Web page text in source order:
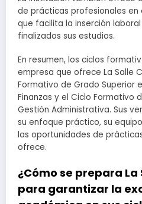
de prácticas profesionales en
que facilita la inserción
finalizados sus estudios.
En resumen, los ciclos
empresa que ofrece La Salle
Formativo de Grado Superior
Finanzas y el Ciclo Formativo
Gestión Administrativa. Sus
su enfoque práctico, su
las oportunidades de
ofrece.
¿Cómo se prepara
para garantizar la